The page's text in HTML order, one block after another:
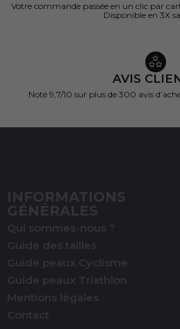
Votre commande passée en un clic par
Disponible en 3X
AVIS
Noté 9,7/10 sur plus de 300 avis
INFORMATIONS
GÉNÉRALES
Qui sommes-nous ?
Guide des tailles
Guide peaux Cyclisme
Guide peaux Triathlon
Mentions légales
Contact